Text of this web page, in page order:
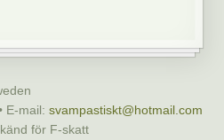
E-mail: svampastiskt@hotmail.com
för F-skatt